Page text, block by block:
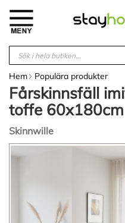
innehållet
Hem Populära produkter
Fårskinnsfäll
toffe 60x180cm
Skinnwille
Hoppa